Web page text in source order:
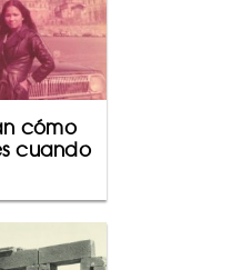
cómo
cuando